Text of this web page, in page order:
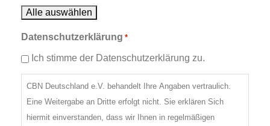
Alle auswählen
Datenschutzerklärung *
Ich stimme der Datenschutzerklärung zu.
CBN Deutschland e.V. behandelt Ihre Angaben vertraulich.
Eine Weitergabe an Dritte erfolgt nicht. Sie erklären Sich
hiermit einverstanden, dass wir Ihnen in regelmäßigen